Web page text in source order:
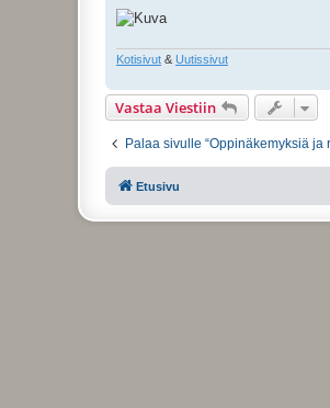
Kotisivut & Uutissivut
Vastaa Viestiin
Palaa sivulle “Oppinäkemyksiä ja
Etusivu